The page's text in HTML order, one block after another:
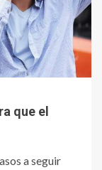
que el
a seguir